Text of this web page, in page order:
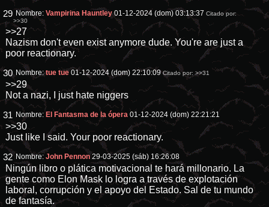
29 Nombre:Vampirina Hauntley 01-12-2024 (dom) 03:13:37 Citado por:
>>30
>>27
Nazism don't even exist anymore dude. You're are just a
poor reactionary.
30 Nombre:tue tue 01-12-2024 (dom) 22:10:09 Citado por:>>31
>>29
Not a nazi, I just hate niggers
31 Nombre: El Fantasma de la ópera 01-12-2024 (dom) 22:21:21
>>30
Just like I said. Your poor reactionary.
32 Nombre:John Pennon 29-03-2025 (sáb) 16:26:08
Ningún libro o plática motivacional te hará millonario. La
gente como Elon Mask lo logra a través de explotación
laboral, corrupción y el apoyo del Estado. Sal de tu mundo
de fantasía.